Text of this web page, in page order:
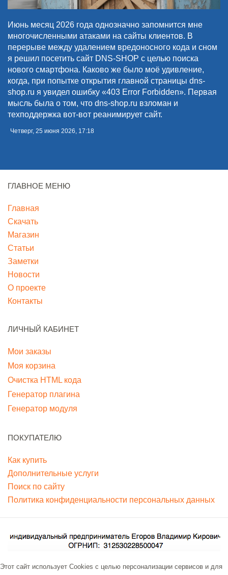
Июнь месяц 2026 года однозначно запомнится мне
многочисленными атаками на сайты клиентов. В
перерыве между удалением вредоносного кода и сном
я решил посетить сайт DNS-SHOP с целью поиска
нового смартфона. Каково же было моё удивление,
когда, при попытке открытия главной страницы dns-
shop.ru я увидел ошибку «403 Error Forbidden». Первая
мысль была о том, что dns-shop.ru взломан и
техподдержка вот-вот реанимирует сайт.
Четверг, 25 июня 2026, 17:18
ГЛАВНОЕ МЕНЮ
Главная
Скачать
Магазин
Статьи
Заметки
Новости
О проекте
Контакты
ЛИЧНЫЙ КАБИНЕТ
Мои заказы
Моя корзина
Очистка HTML кода
Генератор плагина
Генератор модуля
ПОКУПАТЕЛЮ
Как купить
Дополнительные услуги
Поиск по сайту
Политика конфиденциальности персональных данных
Этот сайт использует Cookies с целью персонализации сервисов и для